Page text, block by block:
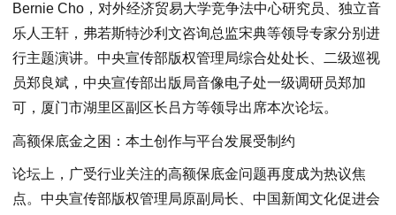
Bernie Cho，对外经济贸易大学竞争法中心研究员、独立音
乐人王轩，弗若斯特沙利文咨询总监宋典等领导专家分别进
行主题演讲。中央宣传部版权管理局综合处处长、二级巡视
员郑良斌，中央宣传部出版局音像电子处一级调研员郑加
可，厦门市湖里区副区长吕方等领导出席本次论坛。
高额保底金之困：本土创作与平台发展受制约
论坛上，广受行业关注的高额保底金问题再度成为热议焦
点。中央宣传部版权管理局原副局长、中国新闻文化促进会